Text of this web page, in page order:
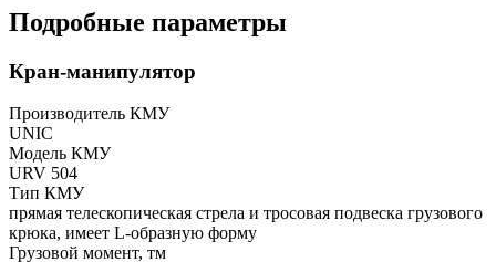
Подробные параметры
Кран-манипулятор
Производитель КМУ
UNIC
Модель КМУ
URV 504
Тип КМУ
прямая телескопическая стрела и тросовая подвеска грузового
крюка, имеет L-образную форму
Грузовой момент, тм